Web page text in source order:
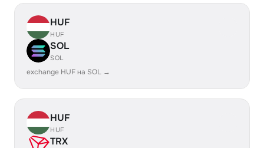
HUF
HUF
SOL
SOL
exchange HUF на SOL →
HUF
HUF
TRX